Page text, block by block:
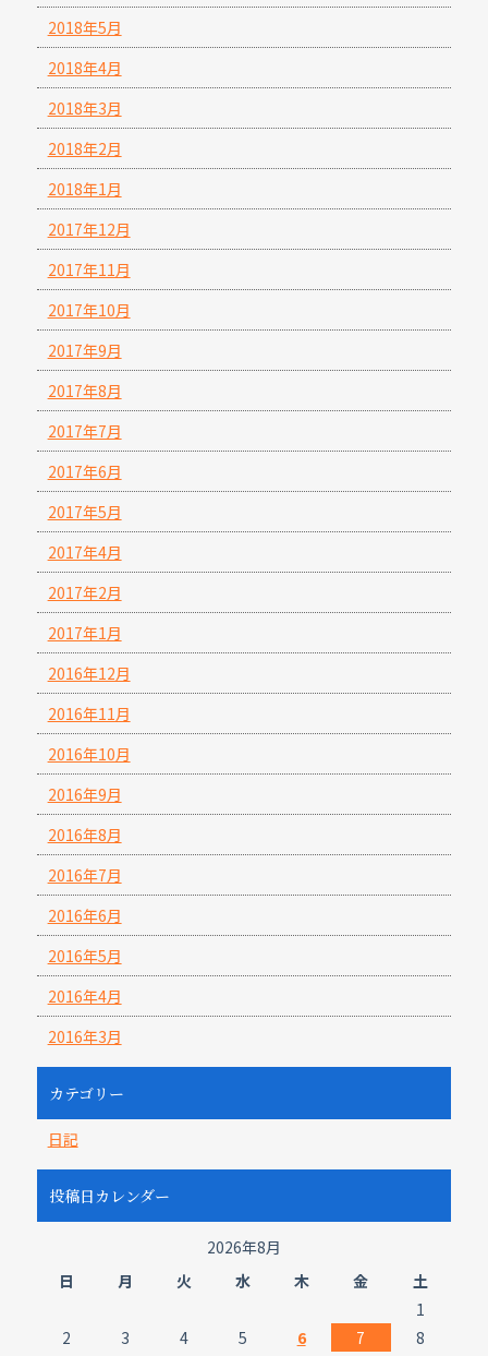
2018年5月
2018年4月
2018年3月
2018年2月
2018年1月
2017年12月
2017年11月
2017年10月
2017年9月
2017年8月
2017年7月
2017年6月
2017年5月
2017年4月
2017年2月
2017年1月
2016年12月
2016年11月
2016年10月
2016年9月
2016年8月
2016年7月
2016年6月
2016年5月
2016年4月
2016年3月
カテゴリー
日記
投稿日カレンダー
2026年8月
日
月 火 水 木 金
土
1
2
3 4 5 6 7
8